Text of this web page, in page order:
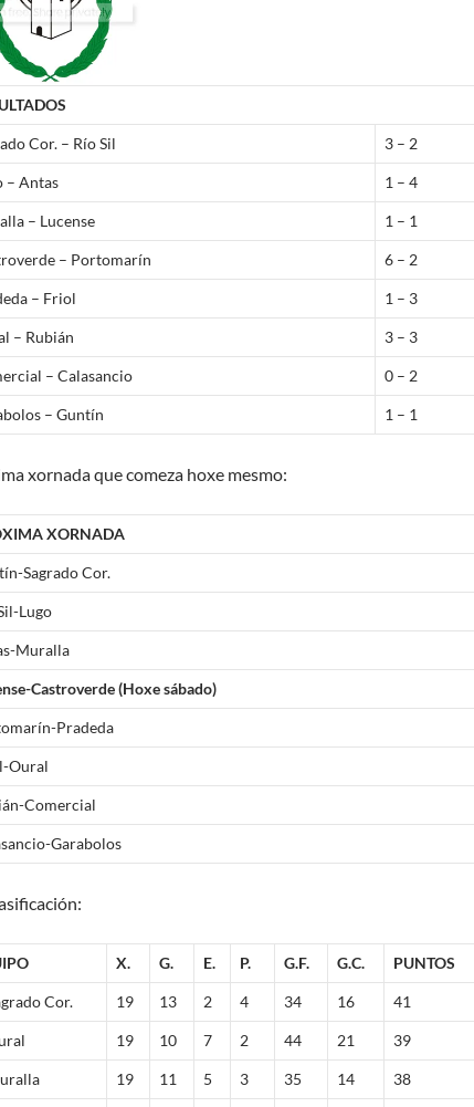
Cor. – Río Sil 3 – 2
– Antas 1 – 4
– Lucense 1 – 1
– Portomarín 6 – 2
– Friol 1 – 3
– Rubián 3 – 3
– Calasancio 0 – 2
– Guntín 1 – 1
xornada que comeza hoxe mesmo:
XORNADA
Sagrado Cor.
Lugo
Muralla
Castroverde (Hoxe sábado)
Pradeda
Oural
Comercial
Garabolos
X. G. E. P. G.F. G.C. PUNTOS
Cor. 19 13 2 4 34 16 41
19 10 7 2 44 21 39
19 11 5 3 35 14 38